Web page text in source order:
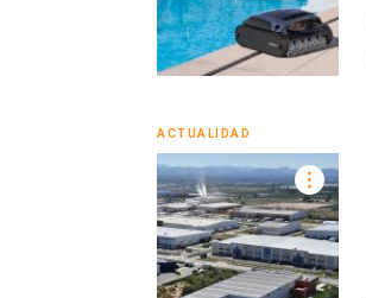
ACTUALIDAD